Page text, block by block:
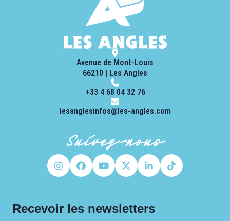
Avenue de Mont-Louis
66210 | Les Angles
+33 4 68 04 32 76
lesanglesinfos@les-angles.com
Suivez-nous
Recevoir les newsletters